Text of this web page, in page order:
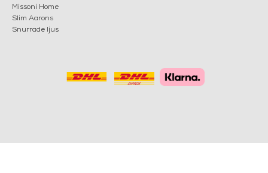
Missoni Home
Slim Aarons
Snurrade ljus